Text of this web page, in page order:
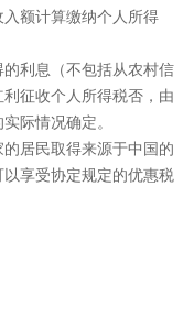
额计算缴纳个人所得
利息（不包括从农村信
征收个人所得税否，由
际情况确定。
居民取得来源于中国的
享受协定规定的优惠税